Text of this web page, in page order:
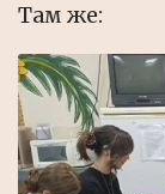
Там же: